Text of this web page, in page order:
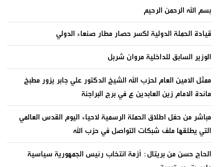
بسم الله الرحمن الرحيم
قيادة الحملة الدولية لكسر حصار مطار صنعاء الدولي
الوزير السابق للداخلية مروان شربل
ممثل الامين العام لحزب الله الشيخ الدكتور علي جابر يزور مطبخ
مائدة الامام زين العابدين ع في برج البراجنة
مباشر من حفل اطلاق الحملة الرسمية لاحياء اليوم القدس العالمي
التي يطلقها ملف شبكات التواصل في حزب الله
الحاج حسن من بريتال: أزمة انتخاب رئيس الجمهورية سياسية